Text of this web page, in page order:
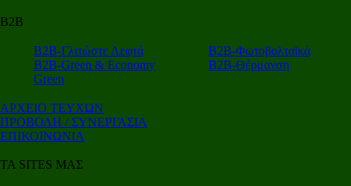
Β2Β
Β2Β-Γλιτώστε Λεφτά
Β2Β-Green & Economy
Green
Β2Β-Φωτοβολταϊκά
Β2Β-Θέρμανση
ΑΡΧΕΙΟ ΤΕΥΧΩΝ
ΠΡΟΒΟΛΗ / ΣΥΝΕΡΓΑΣΙΑ
ΕΠΙΚΟΙΝΩΝΙΑ
ΤΑ SITES ΜΑΣ